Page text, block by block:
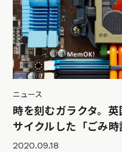
ニュース
時を刻むガラクタ。
サイクルした「ごみ時
2020.09.18